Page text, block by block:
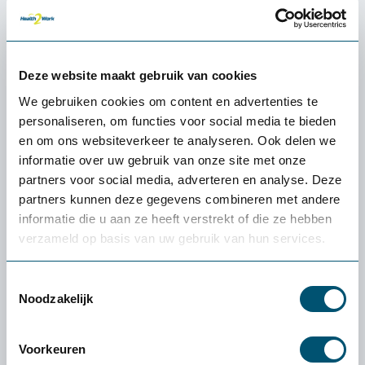
Deze website maakt gebruik van cookies
We gebruiken cookies om content en advertenties te
personaliseren, om functies voor social media te bieden
en om ons websiteverkeer te analyseren. Ook delen we
informatie over uw gebruik van onze site met onze
partners voor social media, adverteren en analyse. Deze
partners kunnen deze gegevens combineren met andere
informatie die u aan ze heeft verstrekt of die ze hebben
verzameld op basis van uw gebruik van hun services.
Noodzakelijk
Voorkeuren
Inclusief kabelgoot, stekkerblok en aansluitsnoer
Levering
Aantal:
Direct bestellen